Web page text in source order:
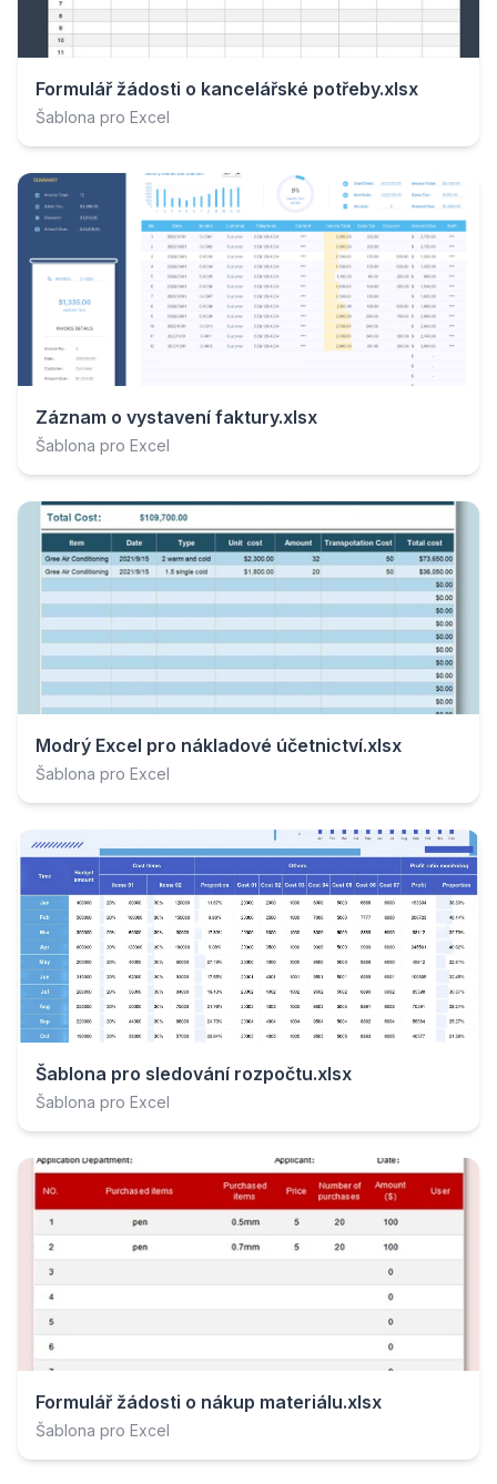
Formulář žádosti o kancelářské potřeby.xlsx
Šablona pro Excel
Záznam o vystavení faktury.xlsx
Šablona pro Excel
Modrý Excel pro nákladové účetnictví.xlsx
Šablona pro Excel
Šablona pro sledování rozpočtu.xlsx
Šablona pro Excel
Formulář žádosti o nákup materiálu.xlsx
Šablona pro Excel